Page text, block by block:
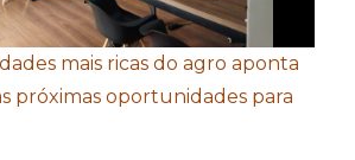
mais ricas do agro aponta
próximas oportunidades para